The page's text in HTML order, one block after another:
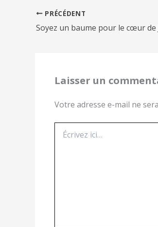
PRÉCÉDENT
Soyez un baume pour le cœur de
Laisser un
Votre adresse e-mail ne
ici…